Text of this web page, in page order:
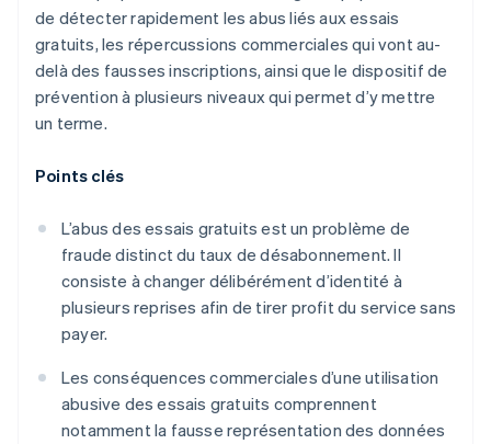
de détecter rapidement les abus liés aux essais
gratuits, les répercussions commerciales qui vont au-
delà des fausses inscriptions, ainsi que le dispositif de
prévention à plusieurs niveaux qui permet d’y mettre
un terme.
Points clés
L’abus des essais gratuits est un problème de
fraude distinct du taux de désabonnement. Il
consiste à changer délibérément d’identité à
plusieurs reprises afin de tirer profit du service sans
payer.
Les conséquences commerciales d’une utilisation
abusive des essais gratuits comprennent
notamment la fausse représentation des données